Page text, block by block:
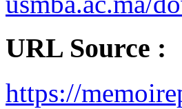
URL Source :
https://